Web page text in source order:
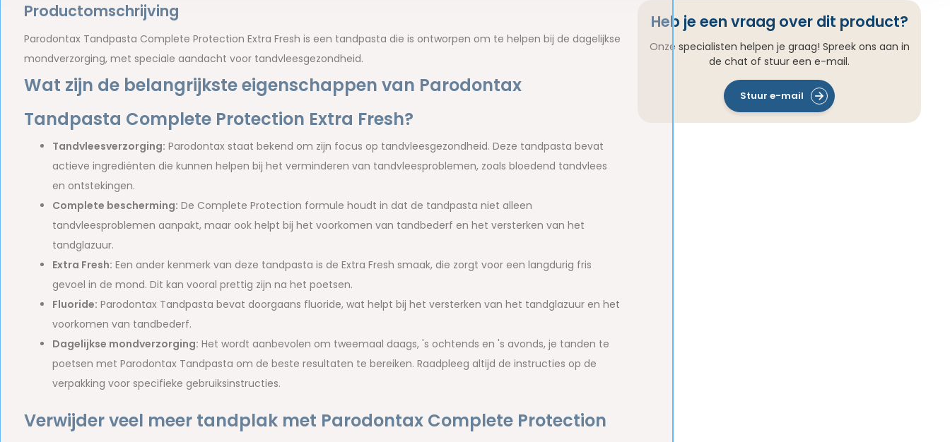
Productomschrijving
Parodontax Tandpasta Complete Protection Extra Fresh is een tandpasta die is ontworpen om te helpen bij de dagelijkse
mondverzorging, met speciale aandacht voor tandvleesgezondheid.
Wat zijn de belangrijkste eigenschappen van Parodontax
Tandpasta Complete Protection Extra Fresh?
Tandvleesverzorging: Parodontax staat bekend om zijn focus op tandvleesgezondheid. Deze tandpasta bevat
actieve ingrediënten die kunnen helpen bij het verminderen van tandvleesproblemen, zoals bloedend tandvlees
en ontstekingen.
Complete bescherming: De Complete Protection formule houdt in dat de tandpasta niet alleen
tandvleesproblemen aanpakt, maar ook helpt bij het voorkomen van tandbederf en het versterken van het
tandglazuur.
Extra Fresh: Een ander kenmerk van deze tandpasta is de Extra Fresh smaak, die zorgt voor een langdurig fris
gevoel in de mond. Dit kan vooral prettig zijn na het poetsen.
Fluoride: Parodontax Tandpasta bevat doorgaans fluoride, wat helpt bij het versterken van het tandglazuur en het
voorkomen van tandbederf.
Dagelijkse mondverzorging: Het wordt aanbevolen om tweemaal daags, 's ochtends en 's avonds, je tanden te
poetsen met Parodontax Tandpasta om de beste resultaten te bereiken. Raadpleeg altijd de instructies op de
verpakking voor specifieke gebruiksinstructies.
Verwijder veel meer tandplak met Parodontax Complete Protection
Heb je een vraag over dit product?
Onze specialisten helpen je graag! Spreek ons aan in
de chat of stuur een e-mail.
Stuur e-mail